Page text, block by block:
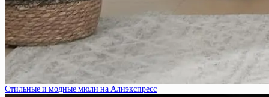
Стильные и модные мюли на Алиэкспресс